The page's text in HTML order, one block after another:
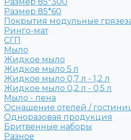
Размер 85*60
Покрытия модульные
Ринго-мат
СГП
Мыло
Жидкое мыло
Жидкое мыло 5 л
Жидкое мыло 0,7 л - 1,2 л
Жидкое мыло 0,2 л - 0,5 л
Мыло - пена
Оснащение отелей /
Одноразовая продукция
Бритвенные наборы
Разное